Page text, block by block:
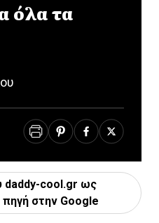
όλα τα
daddy-cool.gr ως
στην Google